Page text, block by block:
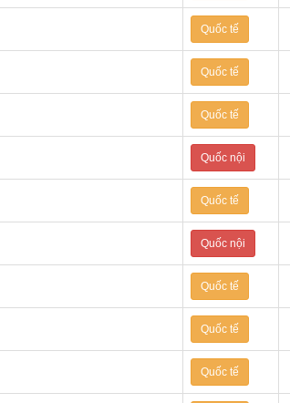
Quốc tế
Quốc tế
Quốc tế
Quốc nội
Quốc tế
Quốc nội
Quốc tế
Quốc tế
Quốc tế